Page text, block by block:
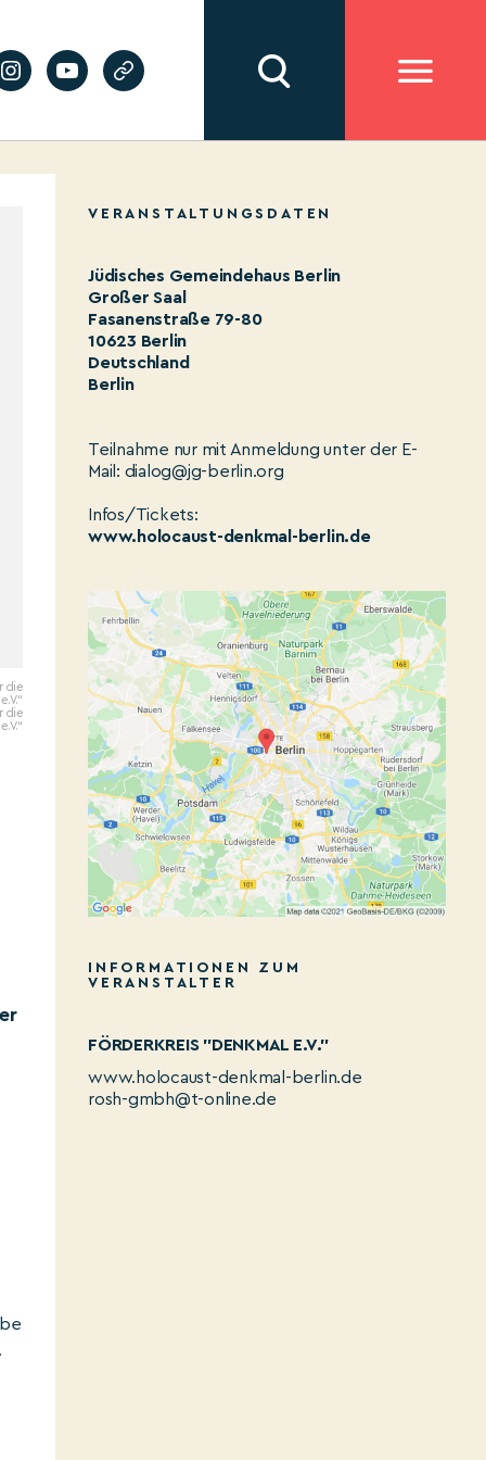
die
die
VERANSTALTUNGSDATEN
Jüdisches Gemeindehaus Berlin
Großer Saal
Fasanenstraße 79-80
10623 Berlin
Deutschland
Berlin
Teilnahme nur mit Anmeldung unter der E-
Mail: dialog@jg-berlin.org
Infos/Tickets:
www.holocaust-denkmal-berlin.de
INFORMATIONEN ZUM
VERANSTALTER
FÖRDERKREIS "DENKMAL E.V."
www.holocaust-denkmal-berlin.de
rosh-gmbh@t-online.de